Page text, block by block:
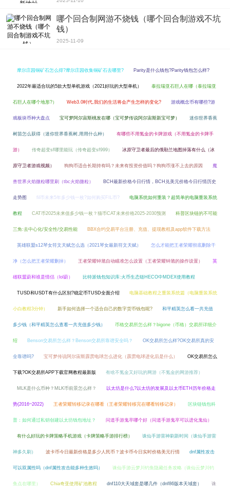
哪个回合制网游不烧钱（哪个回合制游戏不坑
钱）
2025-11-09
摩尔庄园铜矿石怎么得?摩尔庄园收集铜矿石去哪里? Parity是什么钱包?Parity钱包怎么样?
2022年最适合玩的5款大型单机游戏（2021好玩的大型单机） 泰拉瑞亚石巨人在哪（泰拉瑞亚
石巨人在哪个地形?） Web3.0时代,我们的生活将会产生怎样的变化? 游戏概念币有哪些?游
戏板块币种大盘点 宝可梦阿尔宙斯桃发在哪（宝可梦传说阿尔宙斯新宝可梦） 迷你世界香蕉
树苗怎么获得（迷你世界香蕉树,用用什么种） 有哪些不用氪金的卡牌游戏（不用氪金的卡牌手
游） 传奇超变sf哪里能玩（传奇超变sf999） 冰原守卫者最后的俄勒兰地图掉落有什么（冰
原守卫者游戏视频） 狗狗币适合长期持有吗？未来有投资价值吗？狗狗币涨不上去的原因 魔
兽世界火焰微粒哪里刷（tbc火焰微粒） BCH最新价格今日行情，BCH兑美元价格今日行情历史
走势图 fil币未来5年多少钱一枚?如何购买FIL币? 电脑系统如何重装？超简单的电脑重装系统
教程 CAT币2025未来值多少钱一枚？猫币CAT未来价格2025-2030预测 科普区块链的不可能
三角:去中心化/安全性/交易性能 BBX合约交易平台注册、充值、提现教程及app软件下载方法
英雄联盟s12琴女符文天赋怎么选（2021琴女最新符文天赋） 怎么才能把王者荣耀彻底删除干
净（怎么把王者荣耀删掉） 王者荣耀钟馗自动瞄准怎么设置（王者荣耀钟馗的操作设置） 英
雄联盟蔚和谁是情侣（lol蔚） 比特派钱包知识库:火币生态链HECO中MDEX使用教程
TUSD和USDT有什么区别?稳定币TUSD全面介绍 电脑基础教程之重装系统篇（电脑重装系统
小白教程3分钟） 新手如何选择一个适合自己的数字货币钱包呢? 和平精英怎么看一共充值
多少钱（和平精英怎么查看一共充值多少钱） 币格交易所怎么样？bigone（币格）交易所详细介
绍 Benson交易所怎么样？Benson交易所靠谱安全吗？ OK交易所怎么样?OK交易所真的安
全靠谱吗? 宝可梦传说阿尔宙斯霹雳电球怎么进化（霹雳电球进化后是什么） OK交易所怎么
下载?OK交易所APP下载官网教程最新版 有啥不氪金又好玩的网游（不氪金的网游推荐）
MLK是什么币种？MLK币前景怎么样？ 以太坊是什么?以太坊的发展及以太币ETH历年价格走
势(2016~2022) 王者荣耀转移记录在哪看（王者荣耀转移完在哪看转移记录） 区块链钱包科
普：如何通过私钥创建以太坊钱包地址？ 问道手游鬼卒哪个好（问道手游鬼卒可以进化鬼仙）
有什么好玩的卡牌策略手机游戏（卡牌策略手游排行榜） 诛仙手游雷神刷新时间（诛仙手游雷
神多久刷） 波卡币今日最新价格是多少人民币？波卡币今日实时价格美元行情 dnf属性攻击
可以双属性吗（dnf属性攻击能多种生效吗） 诛仙手游云梦川钓鱼隐藏任务攻略（诛仙云梦川钓
鱼点在哪里） Chia奇亚使用矿池教程 dnf110大天域套是哪几件（dnf86版本天域套） 诛